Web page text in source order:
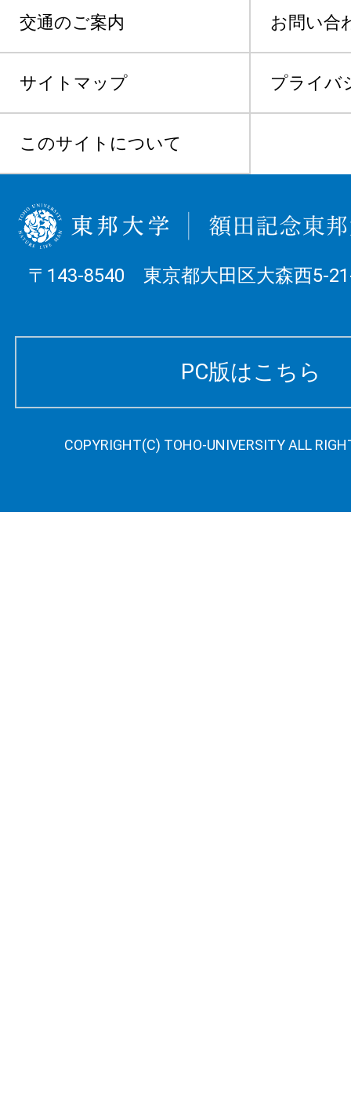
交通のご案内 お問い合
サイトマップ プライバ
このサイトについて
〒143-8540 東京都大田区大森西5-
PC版はこちら
COPYRIGHT(C) TOHO-UNIVERSITY ALL